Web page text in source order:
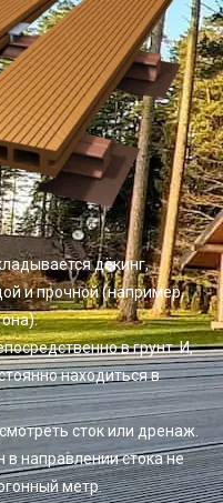
дёкинг,
и прочной (например,
в грунт. И,
находиться в
сток или дренаж.
направлении стока не
метр.